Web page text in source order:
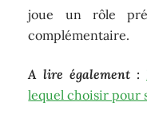
joue un rôle
complémentaire.
A lire également :
lequel choisir pour